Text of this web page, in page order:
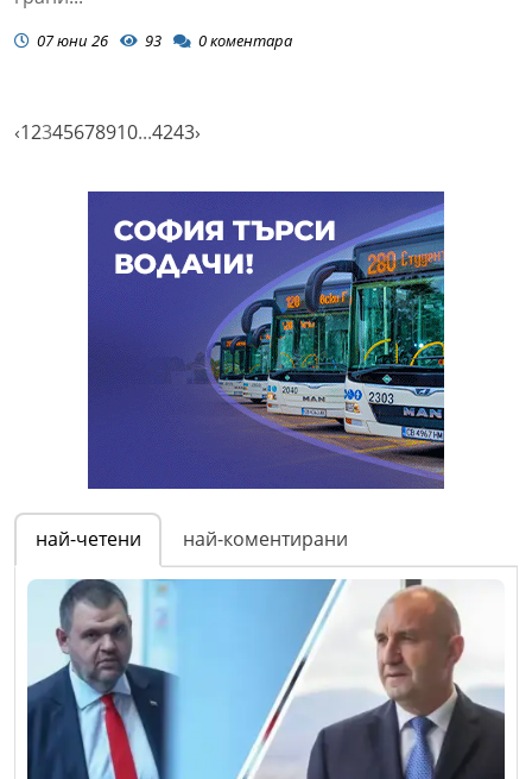
07 юни 26 93 0коментара
‹12345678910...4243›
най-четени най-коментирани